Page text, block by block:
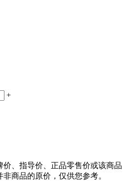
+
、指导价、正品零售价或该商品
商品的原价，仅供您参考。